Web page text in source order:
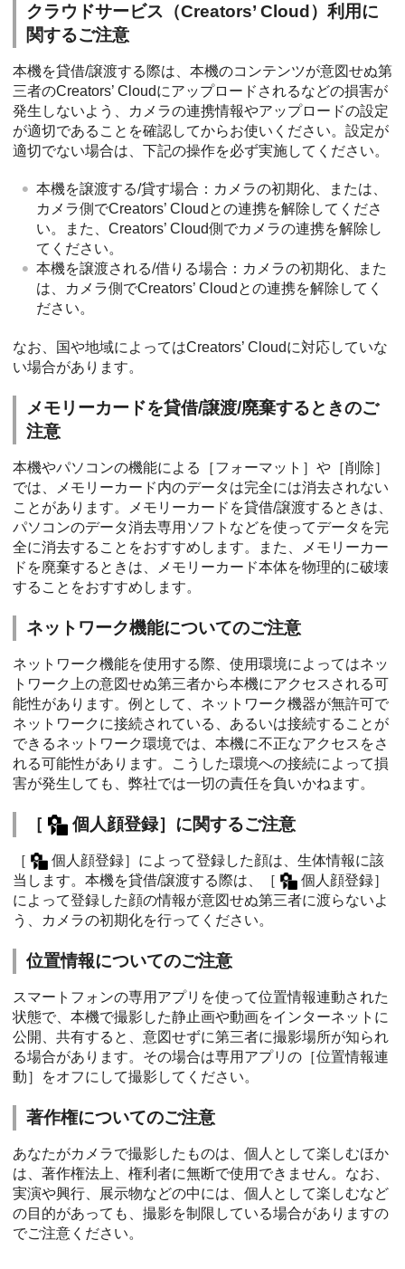
クラウドサービス（Creators’ Cloud）利用に
関するご注意
本機を貸借/譲渡する際は、本機のコンテンツが意図せぬ第
三者のCreators’ Cloudにアップロードされるなどの損害が
発生しないよう、カメラの連携情報やアップロードの設定
が適切であることを確認してからお使いください。設定が
適切でない場合は、下記の操作を必ず実施してください。
本機を譲渡する/貸す場合：カメラの初期化、または、
カメラ側でCreators’ Cloudとの連携を解除してくださ
い。また、Creators’ Cloud側でカメラの連携を解除し
てください。
本機を譲渡される/借りる場合：カメラの初期化、また
は、カメラ側でCreators’ Cloudとの連携を解除してく
ださい。
なお、国や地域によってはCreators’ Cloudに対応していな
い場合があります。
メモリーカードを貸借/譲渡/廃棄するときのご
注意
本機やパソコンの機能による［フォーマット］や［削除］
では、メモリーカード内のデータは完全には消去されない
ことがあります。メモリーカードを貸借/譲渡するときは、
パソコンのデータ消去専用ソフトなどを使ってデータを完
全に消去することをおすすめします。また、メモリーカー
ドを廃棄するときは、メモリーカード本体を物理的に破壊
することをおすすめします。
ネットワーク機能についてのご注意
ネットワーク機能を使用する際、使用環境によってはネッ
トワーク上の意図せぬ第三者から本機にアクセスされる可
能性があります。例として、ネットワーク機器が無許可で
ネットワークに接続されている、あるいは接続することが
できるネットワーク環境では、本機に不正なアクセスをさ
れる可能性があります。こうした環境への接続によって損
害が発生しても、弊社では一切の責任を負いかねます。
［ 個人顔登録］ に関するご注意
［ 個人顔登録］ によって登録した顔は、生体情報に該
当します。本機を貸借/譲渡する際は、
［
個人顔登録］
によって登録した顔の情報が意図せぬ第三者に渡らないよ
う、カメラの初期化を行ってください。
位置情報についてのご注意
スマートフォンの専用アプリを使って位置情報連動された
状態で、本機で撮影した静止画や動画をインターネットに
公開、共有すると、意図せずに第三者に撮影場所が知られ
る場合があります。その場合は専用アプリの［位置情報連
動］をオフにして撮影してください。
著作権についてのご注意
あなたがカメラで撮影したものは、個人として楽しむほか
は、著作権法上、権利者に無断で使用できません。なお、
実演や興行、展示物などの中には、個人として楽しむなど
の目的があっても、撮影を制限している場合がありますの
でご注意ください。